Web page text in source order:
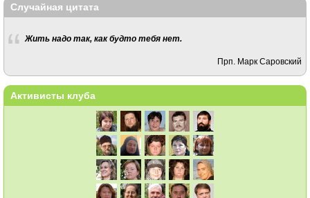
Случайная цитата
Жить надо так, как будто тебя нет.
Прп. Марк Саровский
Активисты клуба